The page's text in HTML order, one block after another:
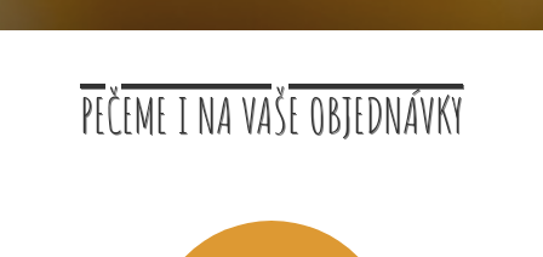
PEČEME I NA VAŠE OBJEDNÁVKY